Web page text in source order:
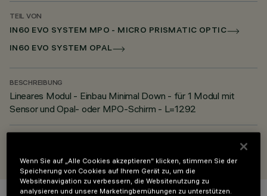
TEIL VON
IN60 EVO SYSTEM MPO - MICRO PRISMATIC OPTIC
IN60 EVO SYSTEM OPAL
BESCHREIBUNG
Lineares Modul - Einbau Minimal Down - für 1 Modul mit
Sensor und Opal- oder MPO-Schirm - L=1292
Wenn Sie auf „Alle Cookies akzeptieren“ klicken, stimmen Sie der
Speicherung von Cookies auf Ihrem Gerät zu, um die
Websitenavigation zu verbessern, die Websitenutzung zu
analysieren und unsere Marketingbemühungen zu unterstützen.